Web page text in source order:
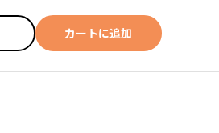
カートに追加